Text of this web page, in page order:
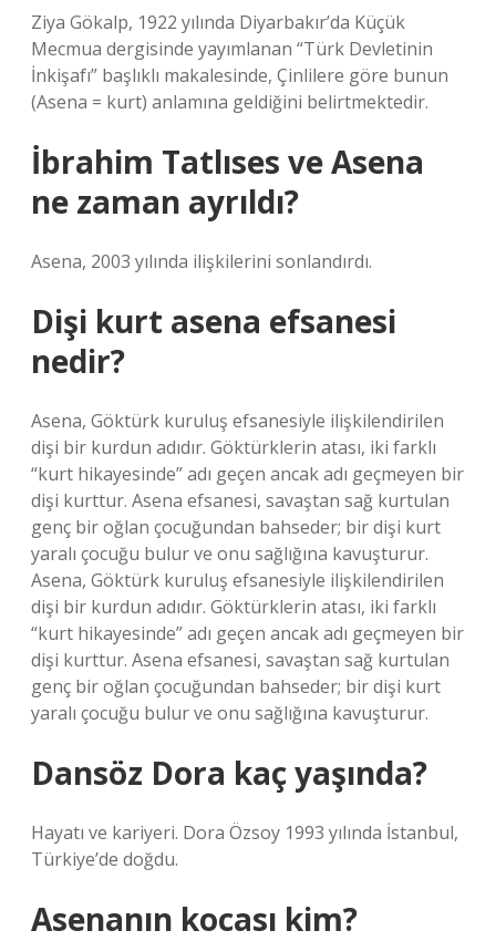
Ziya Gökalp, 1922 yılında Diyarbakır’da Küçük
Mecmua dergisinde yayımlanan “Türk Devletinin
İnkişafı” başlıklı makalesinde, Çinlilere göre bunun
(Asena = kurt) anlamına geldiğini belirtmektedir.
İbrahim Tatlıses ve Asena
ne zaman ayrıldı?
Asena, 2003 yılında ilişkilerini sonlandırdı.
Dişi kurt asena efsanesi
nedir?
Asena, Göktürk kuruluş efsanesiyle ilişkilendirilen
dişi bir kurdun adıdır. Göktürklerin atası, iki farklı
“kurt hikayesinde” adı geçen ancak adı geçmeyen bir
dişi kurttur. Asena efsanesi, savaştan sağ kurtulan
genç bir oğlan çocuğundan bahseder; bir dişi kurt
yaralı çocuğu bulur ve onu sağlığına kavuşturur.
Asena, Göktürk kuruluş efsanesiyle ilişkilendirilen
dişi bir kurdun adıdır. Göktürklerin atası, iki farklı
“kurt hikayesinde” adı geçen ancak adı geçmeyen bir
dişi kurttur. Asena efsanesi, savaştan sağ kurtulan
genç bir oğlan çocuğundan bahseder; bir dişi kurt
yaralı çocuğu bulur ve onu sağlığına kavuşturur.
Dansöz Dora kaç yaşında?
Hayatı ve kariyeri. Dora Özsoy 1993 yılında İstanbul,
Türkiye’de doğdu.
Asenanın kocası kim?